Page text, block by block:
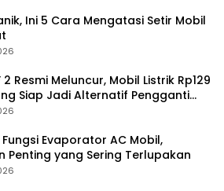
Ini 5 Cara Mengatasi Setir Mobil
2 Resmi Meluncur, Mobil Listrik Rp129
Siap Jadi Alternatif Pengganti
Evaporator AC Mobil,
Penting yang Sering Terlupakan